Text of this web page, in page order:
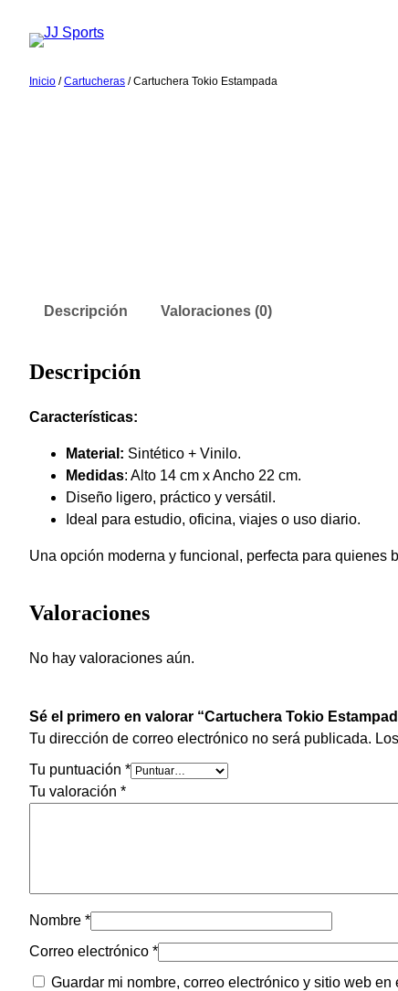
Inicio /Cartucheras / Cartuchera Tokio Estampada
Descripción
Valoraciones (0)
Descripción
Características:
Material: Sintético + Vinilo.
Medidas: Alto 14 cm x Ancho 22 cm.
Diseño ligero, práctico y versátil.
Ideal para estudio, oficina, viajes o uso diario.
Una opción moderna y funcional, perfecta para quienes
Valoraciones
No hay valoraciones aún.
Sé el primero en valorar “Cartuchera Tokio
Tu dirección de correo electrónico no será publicada.
Tu puntuación *
Tu valoración *
Nombre *
Correo electrónico *
Guardar mi nombre, correo electrónico y sitio web